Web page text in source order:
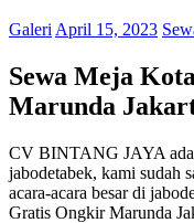
Galeri April 15, 2023
Sewa Meja
Marunda
CV BINTANG JAYA
jabodetabek, kami sudah
acara-acara besar di
Gratis Ongkir Marunda